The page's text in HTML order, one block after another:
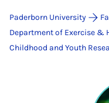
Paderborn University
Department of Exercise &
Childhood and Youth